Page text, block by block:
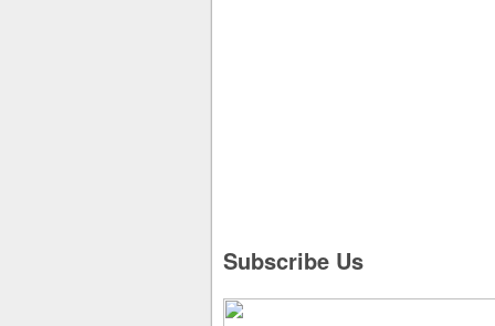
Subscribe Us